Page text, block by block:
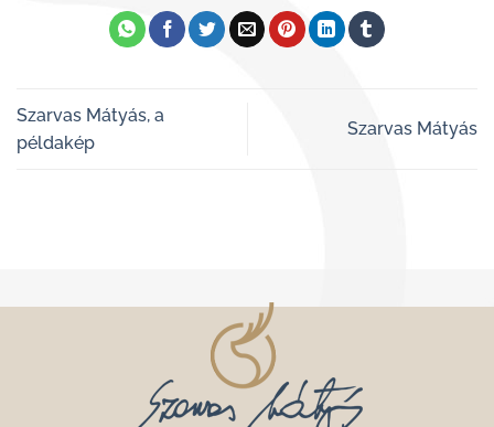
Szarvas Mátyás, a
példakép
Szarvas Mátyás